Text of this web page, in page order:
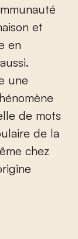
et
en
une
de mots
de la
chez